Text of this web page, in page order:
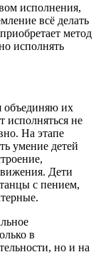
исполнения,
всё делать
метод
исполнять
объединяю их
исполняться не
На этапе
умение детей
Дети
с пением,
в
но и на